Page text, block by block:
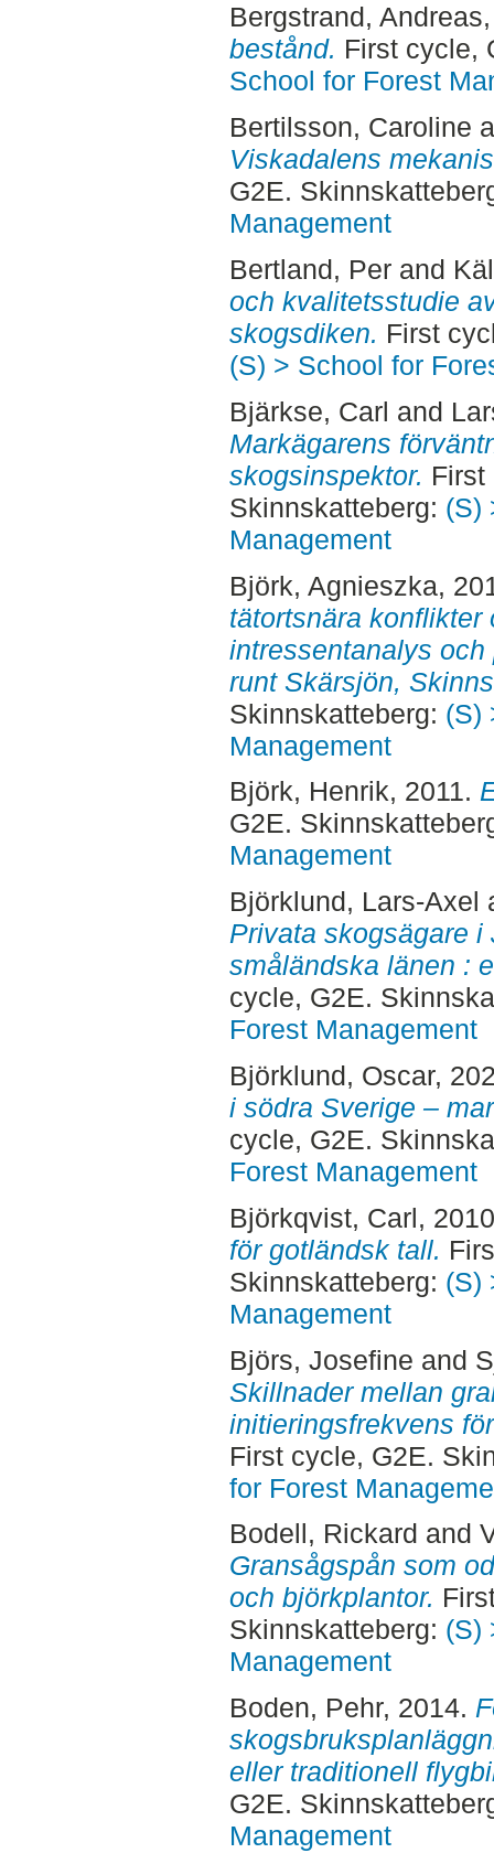
Bergstrand, Andreas
bestånd. First cycle,
School for Forest
Bertilsson, Caroline
Viskadalens
G2E.
Management
Bertland, Perand
och kvalitetsstudie
skogsdiken. First
(S) > School for
Bjärkse, Carl and
Markägarens
skogsinspektor. First
Skinnskatteberg: (S)
Management
Björk, Agnieszka,
tätortsnära konflikter
intressentanalys
runt Skärsjön,
Skinnskatteberg: (S)
Management
Björk, Henrik, 2011.
G2E.
Management
Björklund, Lars-Axel
Privata skogsägare
småländska länen :
cycle, G2E.
Forest Management
Björklund, Oscar,
i södra Sverige –
cycle, G2E.
Forest Management
Björkqvist, Carl,
för gotländsk tall.
Skinnskatteberg: (S)
Management
Björs, Josefine and
Skillnader mellan
initieringsfrekvens
First cycle, G2E.
for Forest
Bodell, Rickard and
Gransågspån som
och björkplantor.
Skinnskatteberg: (S)
Management
Boden, Pehr, 2014.
eller traditionell
G2E.
Management